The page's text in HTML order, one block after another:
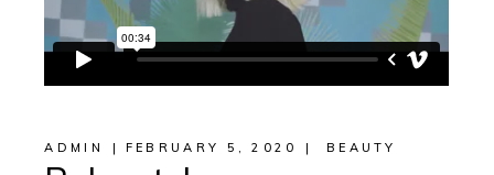
ADMIN FEBRUARY 5, 2020 BEAUTY